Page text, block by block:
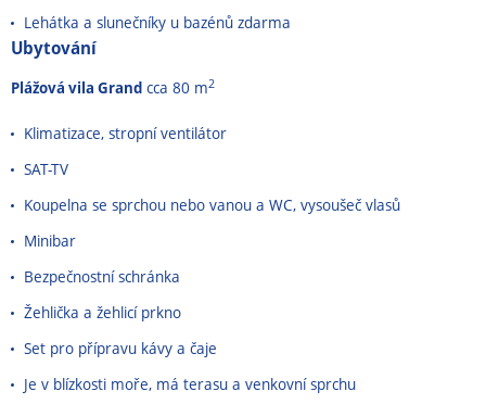
Lehátka a slunečníky u bazénů zdarma
Ubytování
Plážová vila Grand cca 80 m2
Klimatizace, stropní ventilátor
SAT-TV
Koupelna se sprchou nebo vanou a WC, vysoušeč vlasů
Minibar
Bezpečnostní schránka
Žehlička a žehlicí prkno
Set pro přípravu kávy a čaje
Je v blízkosti moře, má terasu a venkovní sprchu